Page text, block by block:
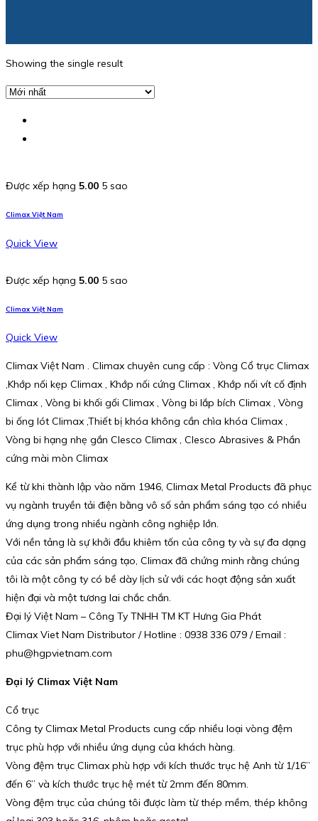
Showing the single result
Được xếp hạng 5.00 5 sao
Climax Việt Nam
Quick View
Được xếp hạng 5.00 5 sao
Climax Việt Nam
Quick View
Climax Việt Nam . Climax chuyên cung cấp : Vòng Cổ trục Climax
,Khớp nối kẹp Climax , Khớp nối cứng Climax , Khớp nối vít cố định
Climax , Vòng bi khối gối Climax , Vòng bi lắp bích Climax , Vòng
bi ống lót Climax ,Thiết bị khóa không cần chìa khóa Climax ,
Vòng bi hạng nhẹ gắn Clesco Climax , Clesco Abrasives & Phần
cứng mài mòn Climax
Kể từ khi thành lập vào năm 1946, Climax Metal Products đã phục
vụ ngành truyền tải điện bằng vô số sản phẩm sáng tạo có nhiều
ứng dụng trong nhiều ngành công nghiệp lớn.
Với nền tảng là sự khởi đầu khiêm tốn của công ty và sự đa dạng
của các sản phẩm sáng tạo, Climax đã chứng minh rằng chúng
tôi là một công ty có bề dày lịch sử với các hoạt động sản xuất
hiện đại và một tương lai chắc chắn.
Đại lý Việt Nam – Công Ty TNHH TM KT Hưng Gia Phát
Climax Viet Nam Distributor / Hotline : 0938 336 079 / Email :
phu@hgpvietnam.com
Đại lý Climax Việt Nam
Cổ trục
Công ty Climax Metal Products cung cấp nhiều loại vòng đệm
trục phù hợp với nhiều ứng dụng của khách hàng.
Vòng đệm trục Climax phù hợp với kích thước trục hệ Anh từ 1/16”
đến 6” và kích thước trục hệ mét từ 2mm đến 80mm.
Vòng đệm trục của chúng tôi được làm từ thép mềm, thép không